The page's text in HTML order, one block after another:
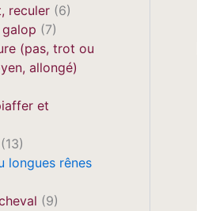
reculer (6)
(7)
(pas, trot ou
allongé)
et
(13)
longues rênes
(9)